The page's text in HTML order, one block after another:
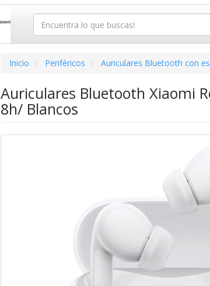
Inicio Periféricos Auriculares Bluetooth con
Auriculares Bluetooth Xiaomi
8h/ Blancos